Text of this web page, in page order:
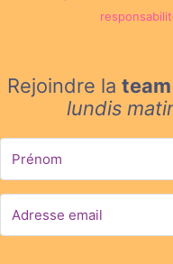
Rejoindre la
lundis